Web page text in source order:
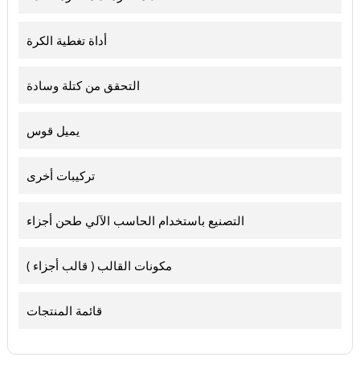
أداة تغطية الكرة
التحقق من كتلة وسادة
يميل قوس
تركيبات أخرى
التصنيع باستخدام الحاسب الآلي طحن أجزاء
مكونات القالب ( قالب أجزاء )
قائمة المنتجات